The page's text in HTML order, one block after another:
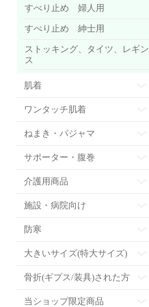
すべり止め 婦人用
すべり止め 紳士用
ストッキング、タイツ、レギン
ス
肌着
ワンタッチ肌着
ねまき・パジャマ
サポーター・腹巻
介護用商品
施設・病院向け
防寒
大きいサイズ(特大サイズ)
骨折(ギプス/装具)された方
当ショップ限定商品